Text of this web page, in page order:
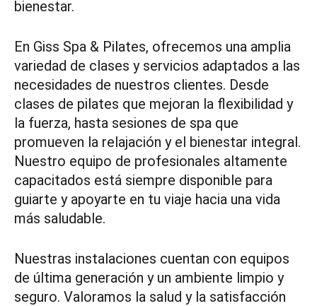
bienestar.
En Giss Spa & Pilates, ofrecemos una amplia
variedad de clases y servicios adaptados a las
necesidades de nuestros clientes. Desde
clases de pilates que mejoran la flexibilidad y
la fuerza, hasta sesiones de spa que
promueven la relajación y el bienestar integral.
Nuestro equipo de profesionales altamente
capacitados está siempre disponible para
guiarte y apoyarte en tu viaje hacia una vida
más saludable.
Nuestras instalaciones cuentan con equipos
de última generación y un ambiente limpio y
seguro. Valoramos la salud y la satisfacción